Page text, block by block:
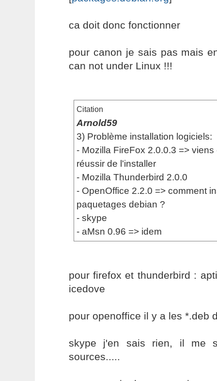
ca doit donc fonctionner
pour canon je sais pas mais
can not under Linux !!!
Citation
Arnold59
3) Problème installation logiciels:
- Mozilla FireFox 2.0.0.3 => viens
réussir de l'installer
- Mozilla Thunderbird 2.0.0
- OpenOffice 2.2.0 => comment
paquetages debian ?
- skype
- aMsn 0.96 => idem
pour firefox et thunderbird :
icedove
pour openoffice il y a les *.deb
skype j'en sais rien, il me
sources.....